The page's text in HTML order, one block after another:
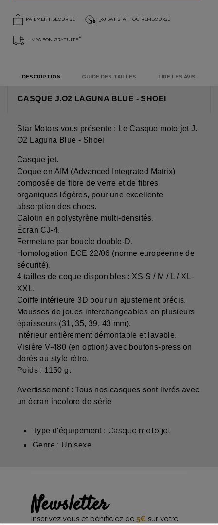
PAIEMENT SÉCURISÉ 30J SATISFAIT OU REMBOURSÉ
LIVRAISON GRATUITE*
DESCRIPTION GUIDE DES TAILLES LIRE LES AVIS
CASQUE J.O2 LAGUNA BLUE - SHOEI
Star Motors vous présente : Le Casque moto jet J.
O2 Laguna Blue - Shoei
Casque jet.
Coque en AIM (Advanced Integrated Matrix)
composée de fibre de verre et de fibres
organiques légères, pour une excellente
absorption des chocs.
Calotin en polystyrène multi-densités.
Écran CJ-4.
Fermeture par boucle double-D.
Homologation ECE 22/06 (norme européenne de
sécurité).
4 tailles de coque disponibles : XS-S / M / L / XL-
XXL.
Coiffe intérieure 3D pour un ajustement précis.
Mousses de joues interchangeables en plusieurs
épaisseurs (31, 35, 39, 43 mm).
Intérieur entièrement démontable et lavable.
Visière V-480 (en option) avec boutons-pression
dorés au style rétro.
Poids : 1150 g.
Avertissement : Tous nos casques sont livrés avec
un écran incolore de série
Type d'équipement : Casque moto jet
Genre : Unisexe
Newsletter
Inscrivez vous et bénificiez de 5€ sur votre